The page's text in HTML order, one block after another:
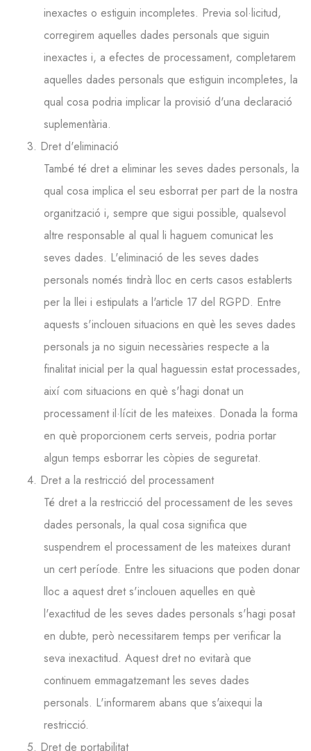
inexactes o estiguin incompletes. Previa sol·licitud,
corregirem aquelles dades personals que siguin
inexactes i, a efectes de processament, completarem
aquelles dades personals que estiguin incompletes, la
qual cosa podria implicar la provisió d'una declaració
suplementària.
3. Dret d'eliminació
També té dret a eliminar les seves dades personals, la
qual cosa implica el seu esborrat per part de la nostra
organització i, sempre que sigui possible, qualsevol
altre responsable al qual li haguem comunicat les
seves dades. L'eliminació de les seves dades
personals només tindrà lloc en certs casos establerts
per la llei i estipulats a l'article 17 del RGPD. Entre
aquests s'inclouen situacions en què les seves dades
personals ja no siguin necessàries respecte a la
finalitat inicial per la qual haguessin estat processades,
així com situacions en què s'hagi donat un
processament il·lícit de les mateixes. Donada la forma
en què proporcionem certs serveis, podria portar
algun temps esborrar les còpies de seguretat.
4. Dret a la restricció del processament
Té dret a la restricció del processament de les seves
dades personals, la qual cosa significa que
suspendrem el processament de les mateixes durant
un cert període. Entre les situacions que poden donar
lloc a aquest dret s'inclouen aquelles en què
l'exactitud de les seves dades personals s'hagi posat
en dubte, però necessitarem temps per verificar la
seva inexactitud. Aquest dret no evitarà que
continuem emmagatzemant les seves dades
personals. L'informarem abans que s'aixequi la
restricció.
5. Dret de portabilitat